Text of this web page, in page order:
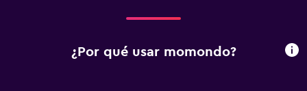
¿Por qué usar momondo?